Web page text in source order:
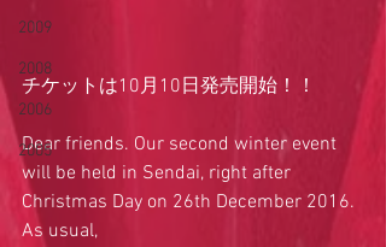
2009
2008
2006
2005
チケットは10月10日発売開始！！
Dear friends. Our second winter event
will be held in Sendai, right after
Christmas Day on 26th December 2016.
As usual,